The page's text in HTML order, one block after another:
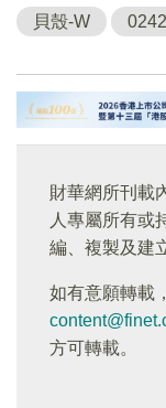
貝殼-W
財華網所刊載
人專屬所有或
編、複製及建
如有意願轉載
方可轉載。